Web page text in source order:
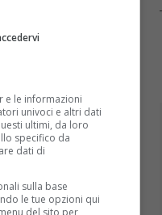
stato al
e
urbani. Da
compiti),
e le informazioni
univoci e altri dati
ultimi, da loro
specifico da
dati di
sulla base
le tue opzioni qui
del sito per